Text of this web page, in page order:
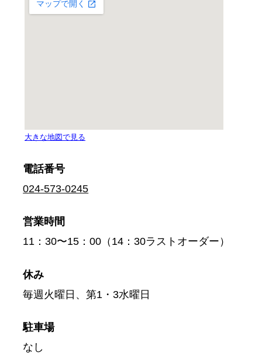
電話番号
024-573-0245
営業時間
11：30〜15：00（14：30ラストオーダー）
休み
毎週火曜日、第1・3水曜日
駐車場
なし